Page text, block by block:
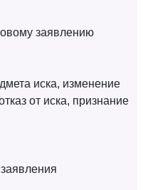
заявлению
иска, изменение
от иска, признание